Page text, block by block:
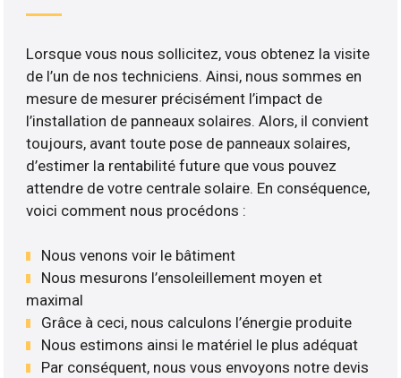
Lorsque vous nous sollicitez, vous obtenez la visite
de l’un de nos techniciens. Ainsi, nous sommes en
mesure de mesurer précisément l’impact de
l’installation de panneaux solaires. Alors, il convient
toujours, avant toute pose de panneaux solaires,
d’estimer la rentabilité future que vous pouvez
attendre de votre centrale solaire. En conséquence,
voici comment nous procédons :
Nous venons voir le bâtiment
Nous mesurons l’ensoleillement moyen et
maximal
Grâce à ceci, nous calculons l’énergie produite
Nous estimons ainsi le matériel le plus adéquat
Par conséquent, nous vous envoyons notre devis